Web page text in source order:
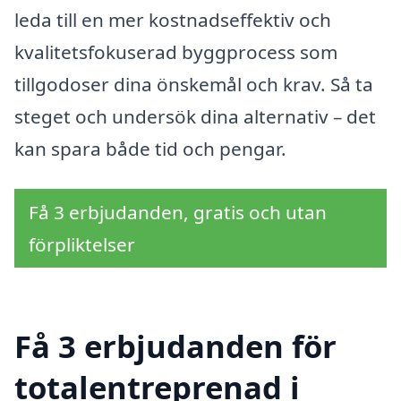
leda till en mer kostnadseffektiv och
kvalitetsfokuserad byggprocess som
tillgodoser dina önskemål och krav. Så ta
steget och undersök dina alternativ – det
kan spara både tid och pengar.
Få 3 erbjudanden, gratis och utan
förpliktelser
Få 3 erbjudanden för
totalentreprenad i